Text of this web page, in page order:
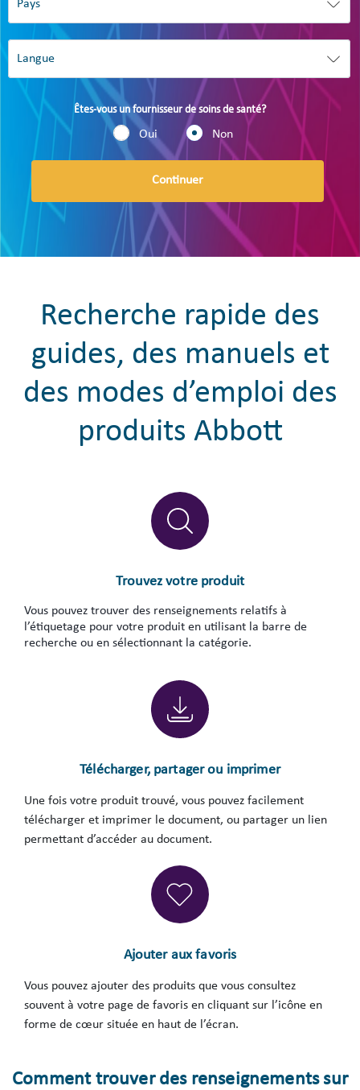
Êtes-vous un fournisseur de soins de santé?
Oui Non
Continuer
Recherche rapide des
guides, des manuels et
des modes d’emploi des
produits Abbott
Trouvez votre produit
Vous pouvez trouver des renseignements relatifs à
l’étiquetage pour votre produit en utilisant la barre de
recherche ou en sélectionnant la catégorie.
Télécharger, partager ou imprimer
Une fois votre produit trouvé, vous pouvez facilement
télécharger et imprimer le document, ou partager un lien
permettant d’accéder au document.
Ajouter aux favoris
Vous pouvez ajouter des produits que vous consultez
souvent à votre page de favoris en cliquant sur l’icône en
forme de cœur située en haut de l’écran.
Comment trouver des renseignements sur